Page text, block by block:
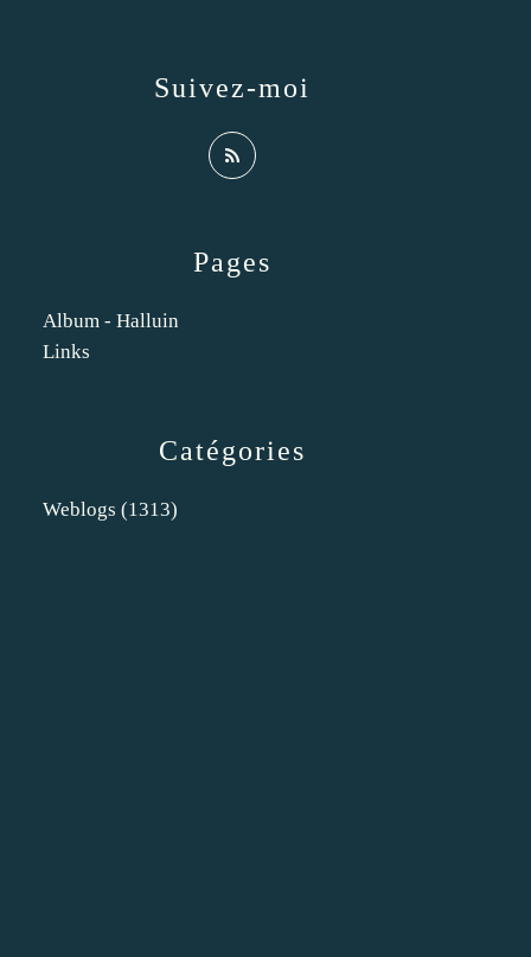
Catégories
Weblogs (1313)
Pages
Album - Halluin
Links
Suivez-moi